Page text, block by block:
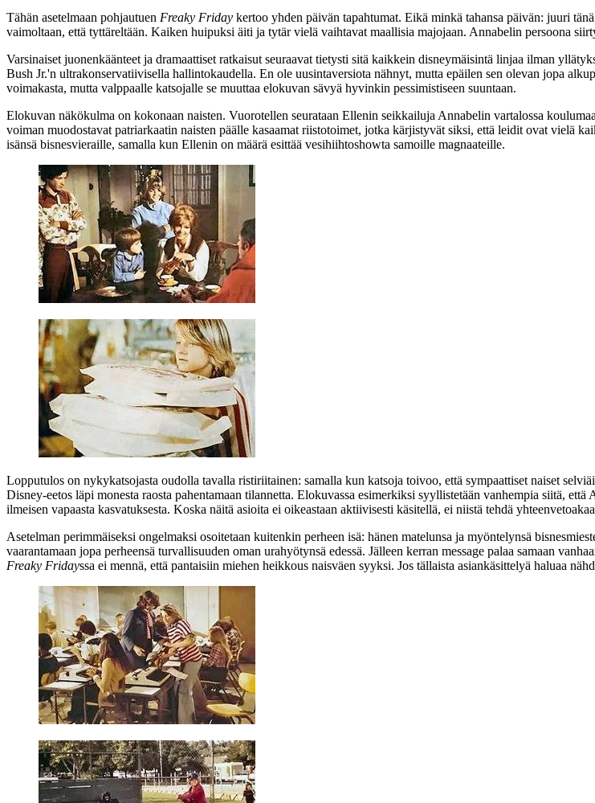
Tähän asetelmaan pohjautuen Freaky Friday kertoo yhden päivän tapahtumat. Eikä minkä tahansa päivän: juuri
vaimoltaan, että tyttäreltään. Kaiken huipuksi äiti ja tytär vielä vaihtavat maallisia majojaan. Annabelin persoona
Varsinaiset juonenkäänteet ja dramaattiset ratkaisut seuraavat tietysti sitä kaikkein disneymäisintä linjaa ilman
Bush Jr.'n ultrakonservatiivisella hallintokaudella. En ole uusintaversiota nähnyt, mutta epäilen sen olevan jopa
voimakasta, mutta valppaalle katsojalle se muuttaa elokuvan sävyä hyvinkin pessimistiseen suuntaan.
Elokuvan näkökulma on kokonaan naisten. Vuorotellen seurataan Ellenin seikkailuja Annabelin vartalossa
voiman muodostavat patriarkaatin naisten päälle kasaamat riistotoimet, jotka kärjistyvät siksi, että leidit ovat vielä
isänsä bisnesvieraille, samalla kun Ellenin on määrä esittää vesihiihtoshowta samoille magnaateille.
Lopputulos on nykykatsojasta oudolla tavalla ristiriitainen: samalla kun katsoja toivoo, että sympaattiset naiset
Disney-eetos läpi monesta raosta pahentamaan tilannetta. Elokuvassa esimerkiksi syyllistetään vanhempia siitä,
ilmeisen vapaasta kasvatuksesta. Koska näitä asioita ei oikeastaan aktiivisesti käsitellä, ei niistä tehdä
Asetelman perimmäiseksi ongelmaksi osoitetaan kuitenkin perheen isä: hänen matelunsa ja myöntelynsä
vaarantamaan jopa perheensä turvallisuuden oman urahyötynsä edessä. Jälleen kerran message palaa samaan
Freaky Fridayssa ei mennä, että pantaisiin miehen heikkous naisväen syyksi. Jos tällaista asiankäsittelyä haluaa